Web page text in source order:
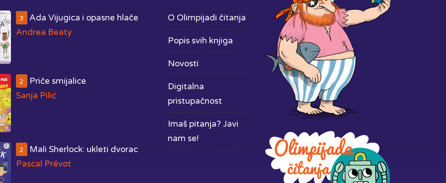
3
Ada Vijugica i opasne hlače
Andrea Beaty
2
Priče smijalice
Sanja Pilić
2
Mali Sherlock: ukleti dvorac
Pascal Prévot
O Olimpijadi čitanja
Popis svih knjiga
Novosti
Digitalna
pristupačnost
Imaš pitanja? Javi
nam se!